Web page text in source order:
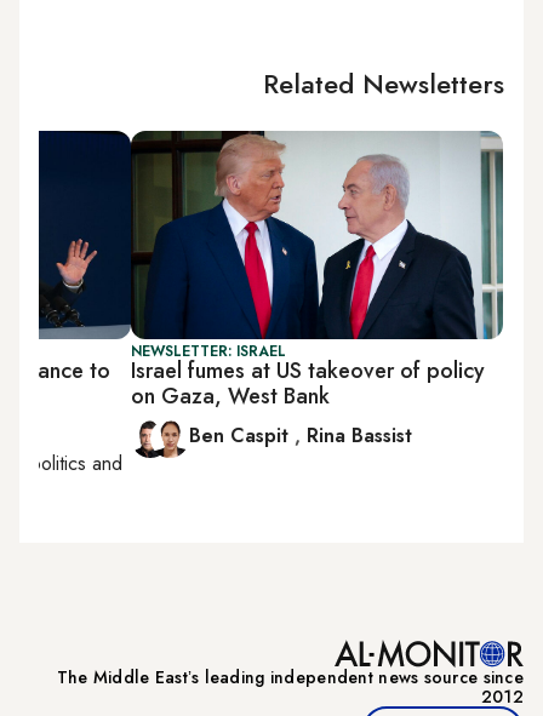
Related Newsletters
NEWSLETTER: ISRAEL
Israel fumes at US takeover of policy
on Gaza, West Bank
Ben Caspit , Rina Bassist
chance to
politics and
The Middle Eastʼs leading independent news source since
2012